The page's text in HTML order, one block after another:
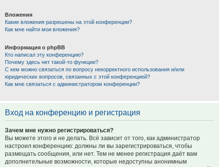
Вложения
Какие вложения разрешены на этой конференции?
Как мне найти мои вложения?
Информация о phpBB
Кто написал эту конференцию?
Почему здесь нет такой-то функции?
С кем можно связаться по вопросу некорректного использования и/или
юридических вопросов, связанных с этой конференцией?
Как мне связаться с администратором конференции?
Вход на конференцию и регистрация
Зачем мне нужно регистрироваться?
Вы можете этого и не делать. Всё зависит от того, как администратор
настроил конференцию: должны ли вы зарегистрироваться, чтобы
размещать сообщения, или нет. Тем не менее регистрация даёт вам
дополнительные возможности, которые недоступны анонимным